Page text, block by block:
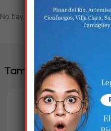
No hay valoraciones aún.
También te puede
Estamos
Em breve,
disponível
incríveis.
paciência e